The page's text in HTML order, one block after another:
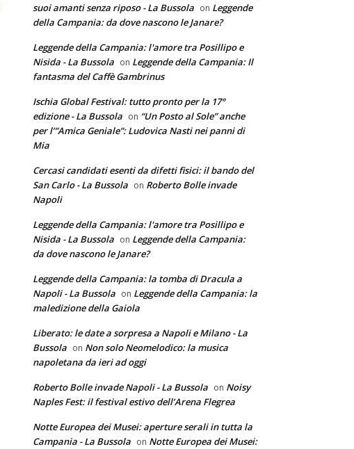
suoi amanti senza riposo - La Bussola on Leggende
della Campania: da dove nascono le Janare?
Leggende della Campania: l'amore tra Posillipo e
Nisida - La Bussola on Leggende della Campania: Il
fantasma del Caffè Gambrinus
Ischia Global Festival: tutto pronto per la 17°
edizione - La Bussola on “Un Posto al Sole” anche
per l’”Amica Geniale”: Ludovica Nasti nei panni di
Mia
Cercasi candidati esenti da difetti fisici: il bando del
San Carlo - La Bussola on Roberto Bolle invade
Napoli
Leggende della Campania: l'amore tra Posillipo e
Nisida - La Bussola on Leggende della Campania:
da dove nascono le Janare?
Leggende della Campania: la tomba di Dracula a
Napoli - La Bussola on Leggende della Campania: la
maledizione della Gaiola
Liberato: le date a sorpresa a Napoli e Milano - La
Bussola on Non solo Neomelodico: la musica
napoletana da ieri ad oggi
Roberto Bolle invade Napoli - La Bussola on Noisy
Naples Fest: il festival estivo dell’Arena Flegrea
Notte Europea dei Musei: aperture serali in tutta la
Campania - La Bussola on Notte Europea dei Musei: